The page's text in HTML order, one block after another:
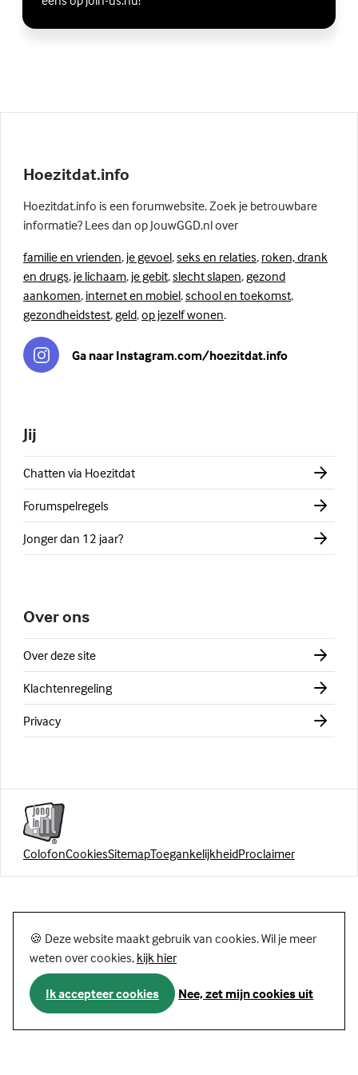
Hoezitdat.info
Hoezitdat.info is een forumwebsite. Zoek je betrouwbare
informatie? Lees dan op JouwGGD.nl over
familie en vrienden, je gevoel,seks en relaties, roken, drank
en drugs, je lichaam, je gebit,slecht slapen,gezond
aankomen, internet en mobiel,school en toekomst,
gezondheidstest,geld,op jezelf wonen.
Ga naar Instagram.com/hoezitdat.info
Jij
Chatten via Hoezitdat
Forumspelregels
Jonger dan 12 jaar?
Over ons
Over deze site
Klachtenregeling
Privacy
ColofonCookiesSitemapToegankelijkheidProclaimer
🍪 Deze website maakt gebruik van cookies. Wil je meer
weten over cookies, kijk hier
Ik accepteer cookies Nee, zet mijn cookies uit